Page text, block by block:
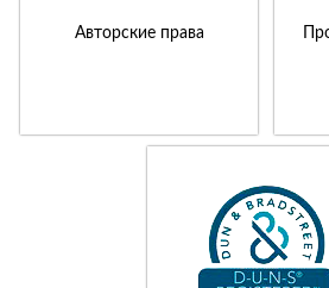
Авторские права